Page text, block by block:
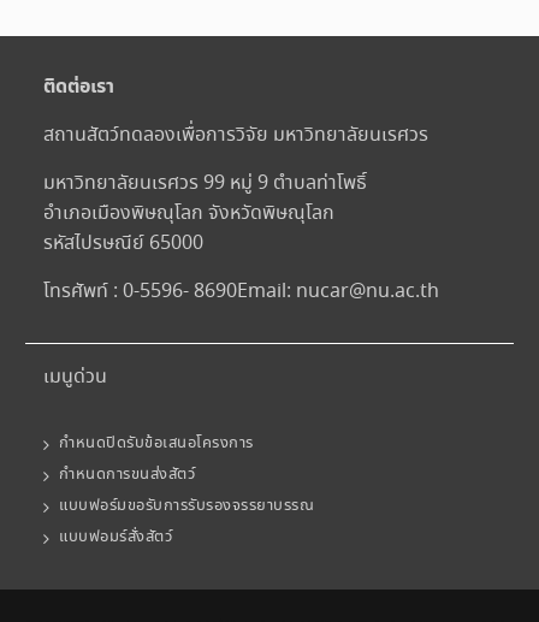
ติดต่อเรา
สถานสัตว์ทดลองเพื่อการวิจัย มหาวิทยาลัยนเรศวร
มหาวิทยาลัยนเรศวร 99 หมู่ 9 ตำบลท่าโพธิ์
อำเภอเมืองพิษณุโลก จังหวัดพิษณุโลก
รหัสไปรษณีย์ 65000
โทรศัพท์ : 0-5596- 8690Email: nucar@nu.ac.th
เมนูด่วน
กำหนดปิดรับข้อเสนอโครงการ
กำหนดการขนส่งสัตว์
แบบฟอร์มขอรับการรับรองจรรยาบรรณ
แบบฟอมร์สั่งสัตว์